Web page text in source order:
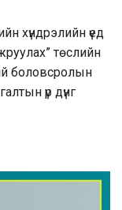
хүндрэлийн үед
төслийн
боловсролын
үр дүнг